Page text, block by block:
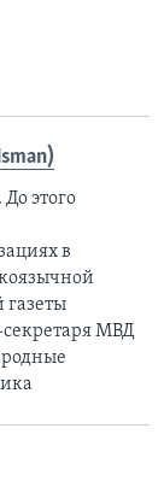
этого
в
газеты
секретаря МВД